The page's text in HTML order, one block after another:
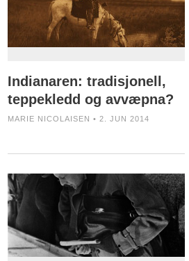
Indianaren: tradisjonell,
teppekledd og avvæpna?
MARIE NICOLAISEN • 2. JUN 2014